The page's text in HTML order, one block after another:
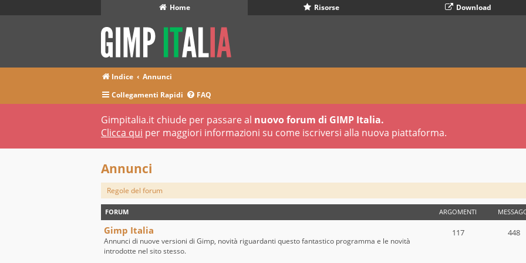
Home Risorse Download
Indice
Annunci
Collegamenti Rapidi
FAQ
Gimpitalia.it chiude per passare al nuovo forum di GIMP Italia.
Clicca qui per maggiori informazioni su come iscriversi alla nuova piattaforma.
Annunci
Regole del forum
FORUM ARGOMENTI
Gimp Italia
Annunci di nuove versioni di Gimp, novità riguardanti questo fantastico programma e le novità
introdotte nel sito stesso.
117 448